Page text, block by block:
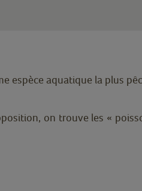
espèce aquatique la plus
on trouve les «